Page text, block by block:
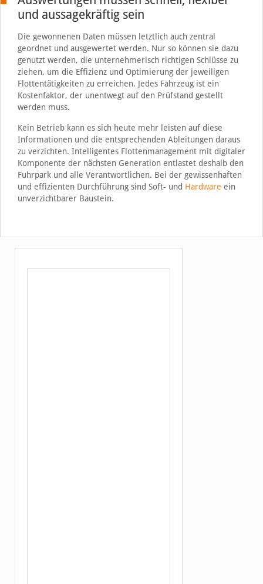
und aussagekräftig sein
Die gewonnenen Daten müssen letztlich auch zentral
geordnet und ausgewertet werden. Nur so können sie dazu
genutzt werden, die unternehmerisch richtigen Schlüsse zu
ziehen, um die Effizienz und Optimierung der jeweiligen
Flottentätigkeiten zu erreichen. Jedes Fahrzeug ist ein
Kostenfaktor, der unentwegt auf den Prüfstand gestellt
werden muss.
Kein Betrieb kann es sich heute mehr leisten auf diese
Informationen und die entsprechenden Ableitungen daraus
zu verzichten. Intelligentes Flottenmanagement mit digitaler
Komponente der nächsten Generation entlastet deshalb den
Fuhrpark und alle Verantwortlichen. Bei der gewissenhaften
und effizienten Durchführung sind Soft- und Hardware ein
unverzichtbarer Baustein.